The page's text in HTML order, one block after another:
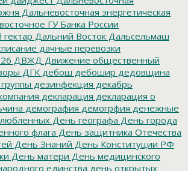
Дальневосточная энергетическая
ГУ Банка России
Дальний Восток Дальсельмаш
дачные перевозки
ДВЖД Движение общественный
ДГК дебош дебошир дедовщина
дезинфекция декабрь
декларация декларация о
демография демогрфия денежные
День географа День города
флага День защитника Отечества
День Знаний День Конституции РФ
День матери День медицинского
единства день открытых